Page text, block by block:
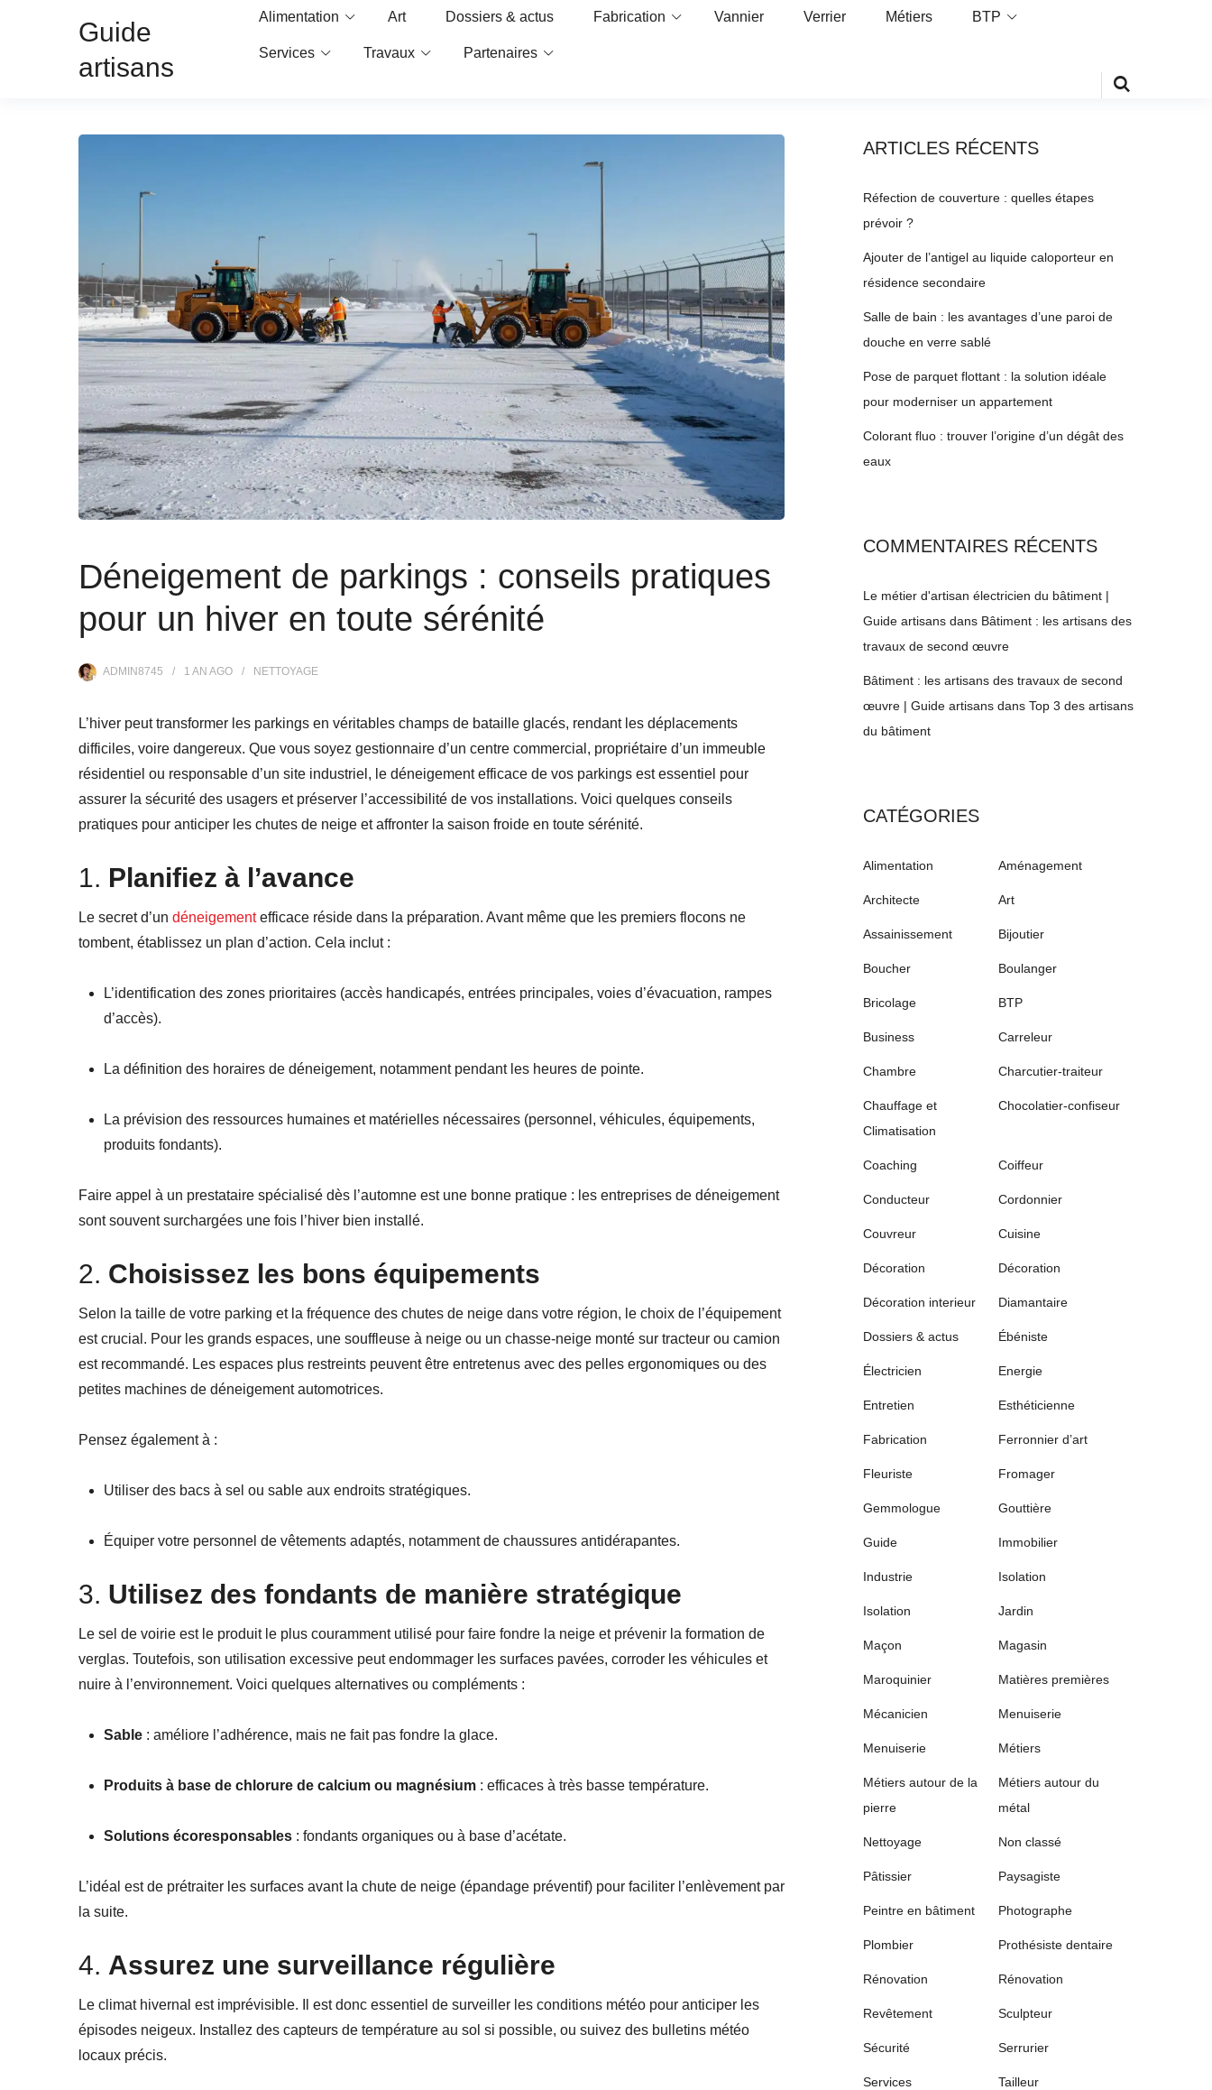
Guide
artisans
Alimentation Art Dossiers & actus Fabrication Vannier Verrier Métiers BTP
Services Travaux Partenaires
Déneigement de parkings : conseils pratiques
pour un hiver en toute sérénité
ADMIN8745 1 AN AGO NETTOYAGE
L’hiver peut transformer les parkings en véritables champs de bataille glacés, rendant les déplacements
difficiles, voire dangereux. Que vous soyez gestionnaire d’un centre commercial, propriétaire d’un immeuble
résidentiel ou responsable d’un site industriel, le déneigement efficace de vos parkings est essentiel pour
assurer la sécurité des usagers et préserver l’accessibilité de vos installations. Voici quelques conseils
pratiques pour anticiper les chutes de neige et affronter la saison froide en toute sérénité.
1. Planifiez à l’avance
Le secret d’un déneigementefficace réside dans la préparation. Avant même que les premiers flocons ne
tombent, établissez un plan d’action. Cela inclut :
L’identification des zones prioritaires (accès handicapés, entrées principales, voies d’évacuation, rampes
d’accès).
La définition des horaires de déneigement, notamment pendant les heures de pointe.
La prévision des ressources humaines et matérielles nécessaires (personnel, véhicules, équipements,
produits fondants).
Faire appel à un prestataire spécialisé dès l’automne est une bonne pratique : les entreprises de déneigement
sont souvent surchargées une fois l’hiver bien installé.
2. Choisissez les bons équipements
Selon la taille de votre parking et la fréquence des chutes de neige dans votre région, le choix de l’équipement
est crucial. Pour les grands espaces, une souffleuse à neige ou un chasse-neige monté sur tracteur ou camion
est recommandé. Les espaces plus restreints peuvent être entretenus avec des pelles ergonomiques ou des
petites machines de déneigement automotrices.
Pensez également à :
Utiliser des bacs à sel ou sable aux endroits stratégiques.
Équiper votre personnel de vêtements adaptés, notamment de chaussures antidérapantes.
3. Utilisez des fondants de manière stratégique
Le sel de voirie est le produit le plus couramment utilisé pour faire fondre la neige et prévenir la formation de
verglas. Toutefois, son utilisation excessive peut endommager les surfaces pavées, corroder les véhicules et
nuire à l’environnement. Voici quelques alternatives ou compléments :
Sable : améliore l’adhérence, mais ne fait pas fondre la glace.
Produits à base de chlorure de calcium ou magnésium : efficaces à très basse température.
Solutions écoresponsables : fondants organiques ou à base d’acétate.
L’idéal est de prétraiter les surfaces avant la chute de neige (épandage préventif) pour faciliter l’enlèvement par
la suite.
4. Assurez une surveillance régulière
Le climat hivernal est imprévisible. Il est donc essentiel de surveiller les conditions météo pour anticiper les
épisodes neigeux. Installez des capteurs de température au sol si possible, ou suivez des bulletins météo
locaux précis.
ARTICLES RÉCENTS
Réfection de couverture : quelles étapes
prévoir ?
Ajouter de l’antigel au liquide caloporteur en
résidence secondaire
Salle de bain : les avantages d’une paroi de
douche en verre sablé
Pose de parquet flottant : la solution idéale
pour moderniser un appartement
Colorant fluo : trouver l’origine d’un dégât des
eaux
COMMENTAIRES RÉCENTS
Le métier d'artisan électricien du bâtiment |
Guide artisans dans Bâtiment : les artisans des
travaux de second œuvre
Bâtiment : les artisans des travaux de second
œuvre | Guide artisans dans Top 3 des artisans
du bâtiment
CATÉGORIES
Alimentation Aménagement
Architecte Art
Assainissement Bijoutier
Boucher Boulanger
Bricolage BTP
Business Carreleur
Chambre Charcutier-traiteur
Chauffage et
Climatisation
Chocolatier-confiseur
Coaching Coiffeur
Conducteur Cordonnier
Couvreur Cuisine
Décoration Décoration
Décoration interieur Diamantaire
Dossiers & actus Ébéniste
Électricien Energie
Entretien Esthéticienne
Fabrication Ferronnier d’art
Fleuriste Fromager
Gemmologue Gouttière
Guide Immobilier
Industrie Isolation
Isolation Jardin
Maçon Magasin
Maroquinier Matières premières
Mécanicien Menuiserie
Menuiserie Métiers
Métiers autour de la
pierre
Métiers autour du
métal
Nettoyage Non classé
Pâtissier Paysagiste
Peintre en bâtiment Photographe
Plombier Prothésiste dentaire
Rénovation Rénovation
Revêtement Sculpteur
Sécurité Serrurier
Services Tailleur